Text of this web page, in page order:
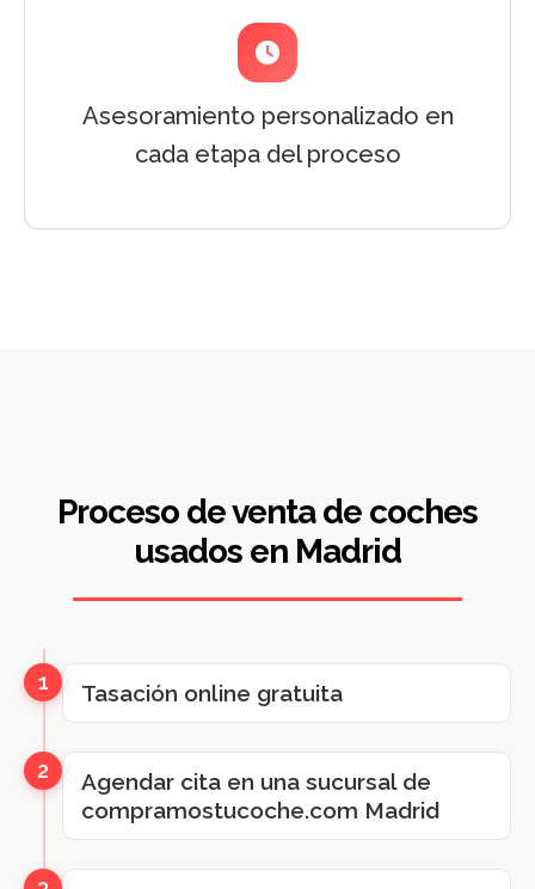
Asesoramiento personalizado en
cada etapa del proceso
Proceso de venta de coches
usados en Madrid
1 Tasación online gratuita
2
Agendar cita en una sucursal de
compramostucoche.com Madrid